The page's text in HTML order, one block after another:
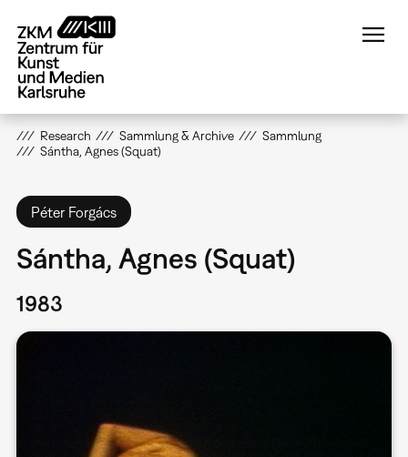
zum
Inhalt
Research Sammlung & Archive
Sammlung
Sántha, Agnes (Squat)
Péter Forgács
Sántha, Agnes (Squat)
1983